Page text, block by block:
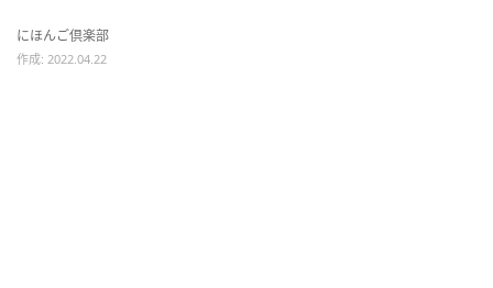
にほんご倶楽部
作成: 2022.04.22